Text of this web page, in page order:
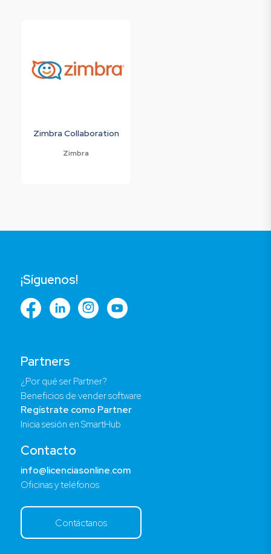
Zimbra Collaboration
Zimbra
Partners
¿Por qué ser Partner?
Beneficios de vender software
Regístrate como Partner
Inicia sesión en SmartHub
Contacto
info@licenciasonline.com
Oficinas y teléfonos
Contáctanos
¡Síguenos!